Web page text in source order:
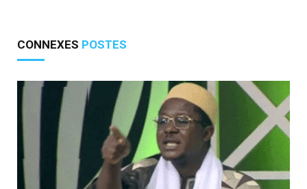
CONNEXES POSTES